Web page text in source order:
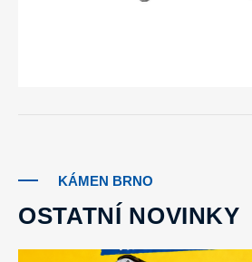
KÁMEN BRNO
OSTATNÍ NOVINKY